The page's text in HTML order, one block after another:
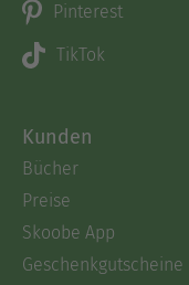
Pinterest
TikTok
Kunden
Bücher
Preise
Skoobe App
Geschenkgutscheine